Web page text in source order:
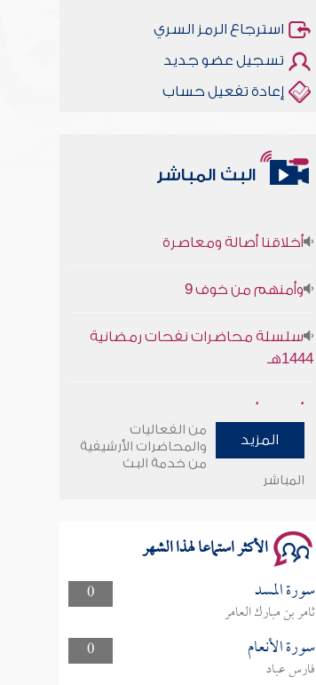
استرجاع الرمز السري
تسجيل عضو جديد
إعادة تفعيل حساب
البث المباشر
1444هـ
وأمنهم من خوف 9
سلسلة محاضرات نفحات رمضانية
المزيد
من الفعاليات
والمحاضرات الأرشيفية
من خدمة البث
المباشر
الأكثر استماعا لهذا الشهر
0 سورة المسد
ثامر بن مبارك العامر
0
سورة الأنعام
فارس عباد